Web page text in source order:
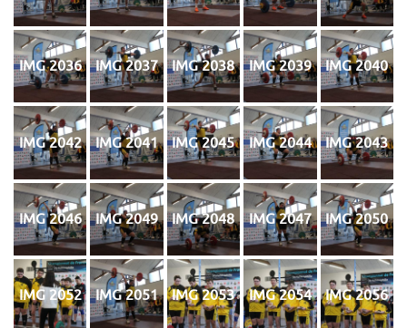
IMG 2036 IMG 2037 IMG 2038 IMG 2039 IMG 2040
IMG 2042 IMG 2041 IMG 2045 IMG 2044 IMG 2043
IMG 2046 IMG 2049 IMG 2048 IMG 2047 IMG 2050
IMG 2052 IMG 2051 IMG 2053 IMG 2054 IMG 2056